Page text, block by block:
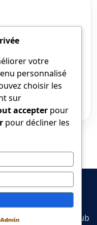
couleurs et les
de tennis de table.
Créer mon site club
votre
personnalisé
choisir les
sur
accepter pour
pour décliner les